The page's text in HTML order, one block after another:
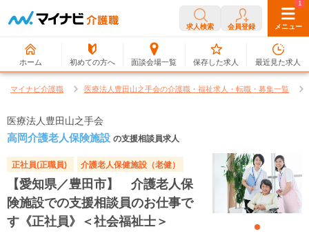
求人検索 会員登録 メニュー
ホーム 初めての方へ 面談会場一覧
0
保存した求人
1
最近見た求人
マイナビ介護職 医療法人豊田山之手会の介護職・福祉求人・転職・募集一覧
医療法人豊田山之手会
高岡介護老人保険施設 の支援相談員求人
正社員(正職員) 介護老人保健施設（老健）
【愛知県／豊田市】 介護老人保
険施設での支援相談員のお仕事で
す《正社員》＜社会福祉士＞